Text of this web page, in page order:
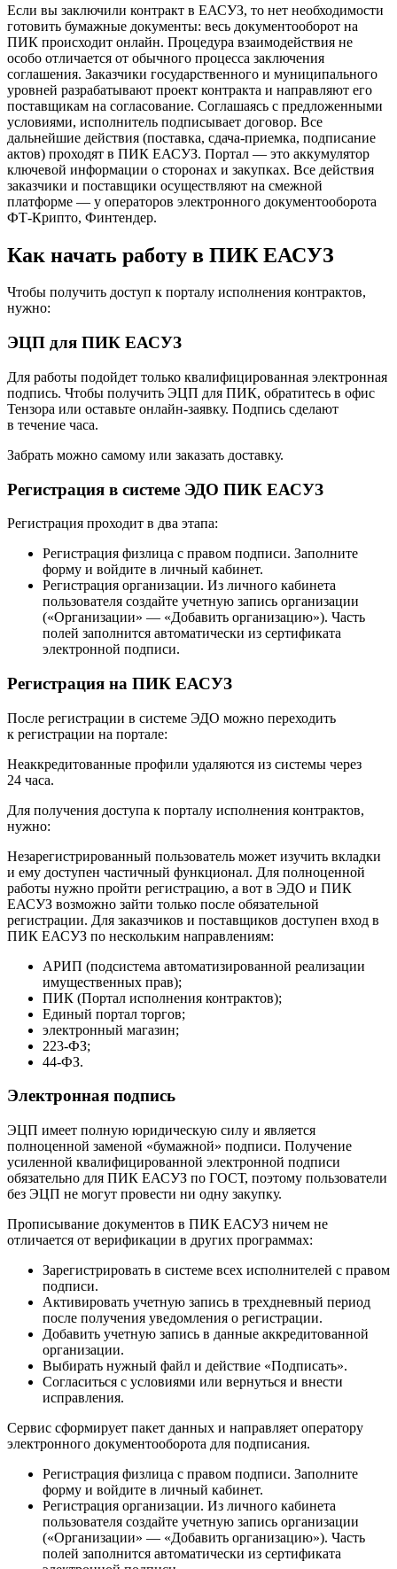
Если вы заключили контракт в ЕАСУЗ, то нет необходимости
готовить бумажные документы: весь документооборот на
ПИК происходит онлайн. Процедура взаимодействия не
особо отличается от обычного процесса заключения
соглашения. Заказчики государственного и муниципального
уровней разрабатывают проект контракта и направляют его
поставщикам на согласование. Соглашаясь с предложенными
условиями, исполнитель подписывает договор. Все
дальнейшие действия (поставка, сдача-приемка, подписание
актов) проходят в ПИК ЕАСУЗ. Портал — это аккумулятор
ключевой информации о сторонах и закупках. Все действия
заказчики и поставщики осуществляют на смежной
платформе — у операторов электронного документооборота
ФТ-Крипто, Финтендер.
Как начать работу в ПИК ЕАСУЗ
Чтобы получить доступ к порталу исполнения контрактов,
нужно:
ЭЦП для ПИК ЕАСУЗ
Для работы подойдет только квалифицированная электронная
подпись. Чтобы получить ЭЦП для ПИК, обратитесь в офис
Тензора или оставьте онлайн-заявку. Подпись сделают
в течение часа.
Забрать можно самому или заказать доставку.
Регистрация в системе ЭДО ПИК ЕАСУЗ
Регистрация проходит в два этапа:
Регистрация физлица с правом подписи. Заполните
форму и войдите в личный кабинет.
Регистрация организации. Из личного кабинета
пользователя создайте учетную запись организации
(«Организации» — «Добавить организацию»). Часть
полей заполнится автоматически из сертификата
электронной подписи.
Регистрация на ПИК ЕАСУЗ
После регистрации в системе ЭДО можно переходить
к регистрации на портале:
Неаккредитованные профили удаляются из системы через
24 часа.
Для получения доступа к порталу исполнения контрактов,
нужно:
Незарегистрированный пользователь может изучить вкладки
и ему доступен частичный функционал. Для полноценной
работы нужно пройти регистрацию, а вот в ЭДО и ПИК
ЕАСУЗ возможно зайти только после обязательной
регистрации. Для заказчиков и поставщиков доступен вход в
ПИК ЕАСУЗ по нескольким направлениям:
АРИП (подсистема автоматизированной реализации
имущественных прав);
ПИК (Портал исполнения контрактов);
Единый портал торгов;
электронный магазин;
223-ФЗ;
44-ФЗ.
Электронная подпись
ЭЦП имеет полную юридическую силу и является
полноценной заменой «бумажной» подписи. Получение
усиленной квалифицированной электронной подписи
обязательно для ПИК ЕАСУЗ по ГОСТ, поэтому пользователи
без ЭЦП не могут провести ни одну закупку.
Прописывание документов в ПИК ЕАСУЗ ничем не
отличается от верификации в других программах:
Зарегистрировать в системе всех исполнителей с правом
подписи.
Активировать учетную запись в трехдневный период
после получения уведомления о регистрации.
Добавить учетную запись в данные аккредитованной
организации.
Выбирать нужный файл и действие «Подписать».
Согласиться с условиями или вернуться и внести
исправления.
Сервис сформирует пакет данных и направляет оператору
электронного документооборота для подписания.
Регистрация физлица с правом подписи. Заполните
форму и войдите в личный кабинет.
Регистрация организации. Из личного кабинета
пользователя создайте учетную запись организации
(«Организации» — «Добавить организацию»). Часть
полей заполнится автоматически из сертификата